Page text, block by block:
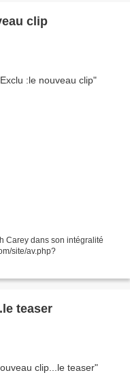
clip
Carey dans son intégralité
site/av.php?
teaser